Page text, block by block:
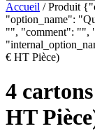
Accueil / Produit
"option_name":
"", "comment": "",
€ HT Pièce)
4
HT